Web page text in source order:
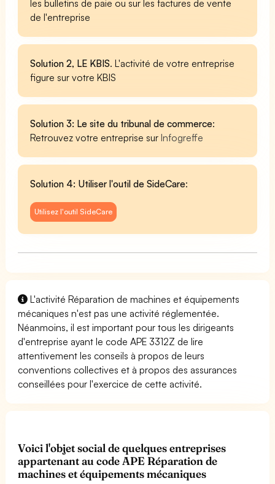
les bulletins de paie ou sur les factures de vente
de l'entreprise
Solution 2, LE KBIS. L'activité de votre entreprise
figure sur votre KBIS
Solution 3: Le site du tribunal de commerce:
Retrouvez votre entreprise surInfogreffe
Solution 4: Utiliser l'outil de SideCare:
Utilisez l'outil SideCare
L'activité Réparation de machines et équipements
mécaniques n'est pas une activité réglementée.
Néanmoins, il est important pour tous les dirigeants
d'entreprise ayant le code APE 3312Z de lire
attentivement les conseils à propos de leurs
conventions collectives et à propos des assurances
conseillées pour l'exercice de cette activité.
Voici l'objet social de quelques entreprises
appartenant au code APE Réparation de
machines et équipements mécaniques